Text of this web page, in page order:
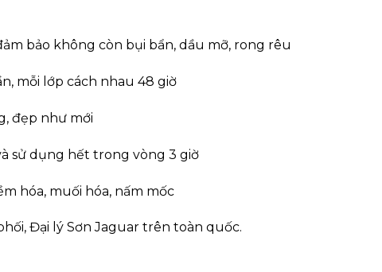
bảo không còn bụi bẩn, dầu mỡ, rong rêu
mỗi lớp cách nhau 48 giờ
đẹp như mới
sử dụng hết trong vòng 3 giờ
hóa, muối hóa, nấm mốc
Đại lý Sơn Jaguar trên toàn quốc.